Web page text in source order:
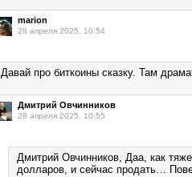
marion
28 апреля 2025, 10:54
Давай про биткоины сказку. Там
Дмитрий Овчинников
28 апреля 2025, 10:55
Дмитрий Овчинников, Даа, как
долларов, и сейчас продать…